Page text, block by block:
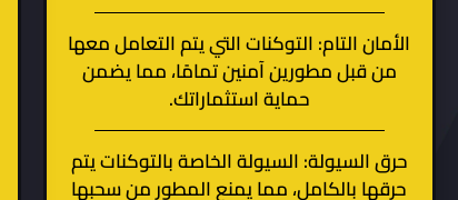
الأمان التام: التوكنات التي يتم التعامل معها
من قبل مطورين آمنين تمامًا، مما يضمن
حماية استثماراتك.
حرق السيولة: السيولة الخاصة بالتوكنات يتم
حرقها بالكامل، مما يمنع المطور من سحبها